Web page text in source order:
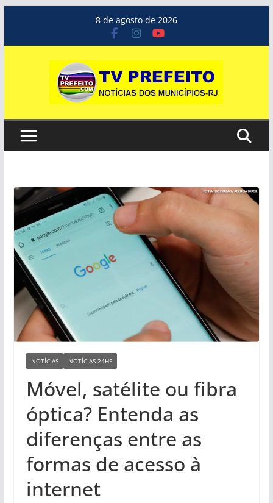
o
8 de agosto de 2026
NOTÍCIAS NOTÍCIAS 24HS
Móvel, satélite ou fibra
óptica? Entenda as
diferenças entre as
formas de acesso à
internet